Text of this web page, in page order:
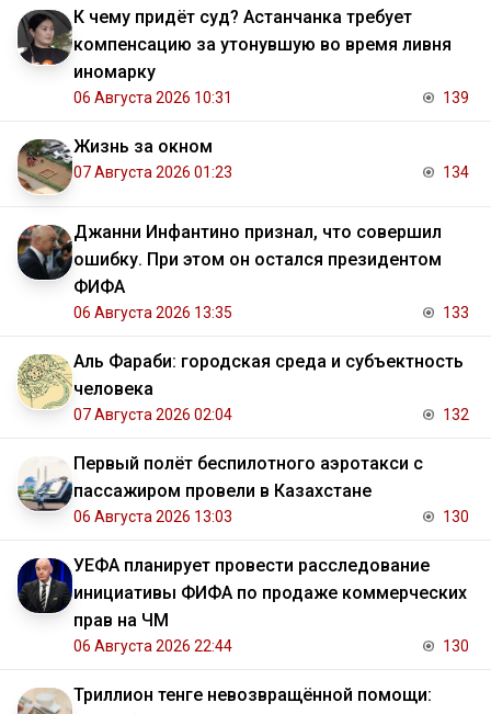
К чему придёт суд? Астанчанка требует
компенсацию за утонувшую во время ливня
иномарку
06 Августа 2026 10:31 139
Жизнь за окном
07 Августа 2026 01:23 134
Джанни Инфантино признал, что совершил
ошибку. При этом он остался президентом
ФИФА
06 Августа 2026 13:35 133
Аль Фараби: городская среда и субъектность
человека
07 Августа 2026 02:04 132
Первый полёт беспилотного аэротакси с
пассажиром провели в Казахстане
06 Августа 2026 13:03 130
УЕФА планирует провести расследование
инициативы ФИФА по продаже коммерческих
прав на ЧМ
06 Августа 2026 22:44 130
Триллион тенге невозвращённой помощи: